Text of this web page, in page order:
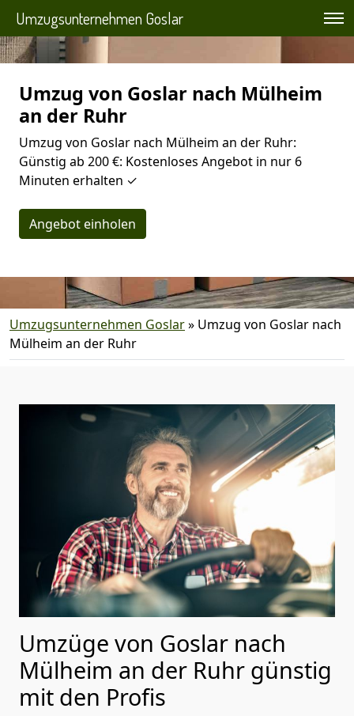
Umzugsunternehmen Goslar
Umzug von Goslar nach Mülheim
an der Ruhr
Umzug von Goslar nach Mülheim an der Ruhr:
Günstig ab 200 €: Kostenloses Angebot in nur 6
Minuten erhalten ✓
Angebot einholen
Umzugsunternehmen Goslar» Umzug von Goslar nach
Mülheim an der Ruhr
Umzüge von Goslar nach
Mülheim an der Ruhr günstig
mit den Profis